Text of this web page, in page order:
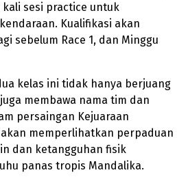
sesi practice untuk
Kualifikasi akan
sebelum Race 1, dan Minggu
kelas ini tidak hanya berjuang
membawa nama tim dan
persaingan Kejuaraan
memperlihatkan perpaduan
dan ketangguhan fisik
panas tropis Mandalika.